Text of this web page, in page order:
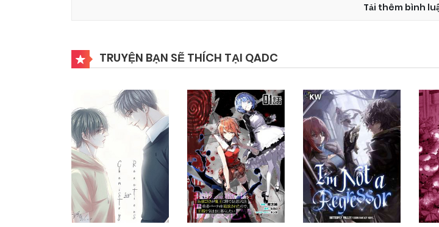
Tải thêm bình
TRUYỆN BẠN SẼ THÍCH TẠI QADC